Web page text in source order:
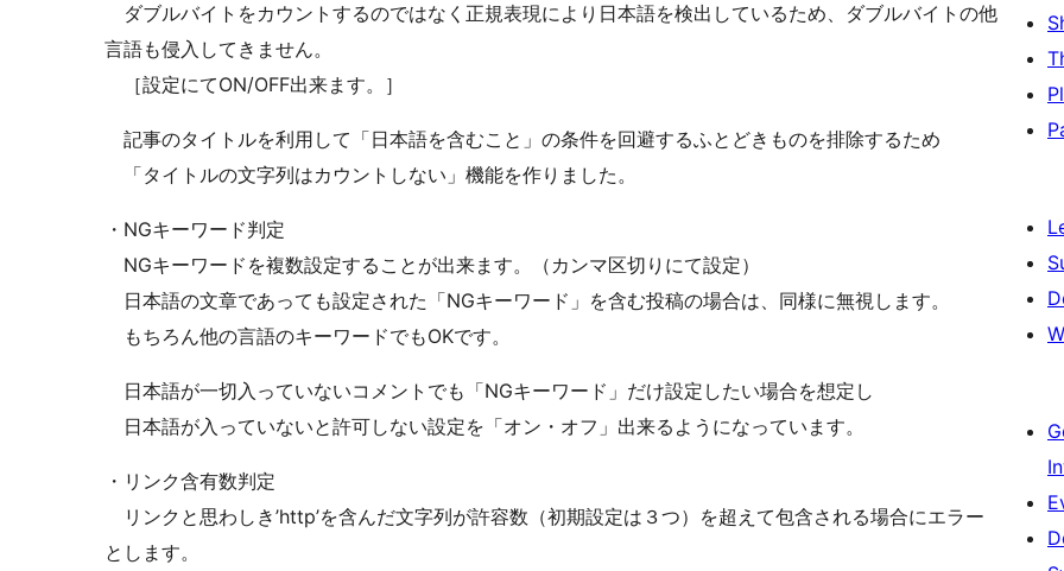
ダブルバイトをカウントするのではなく正規表現により日本語を検出しているため、ダブルバイトの他
言語も侵入してきません。
［設定にてON/OFF出来ます。］
記事のタイトルを利用して「日本語を含むこと」の条件を回避するふとどきものを排除するため
「タイトルの文字列はカウントしない」機能を作りました。
・NGキーワード判定
NGキーワードを複数設定することが出来ます。（カンマ区切りにて設定）
日本語の文章であっても設定された「NGキーワード」を含む投稿の場合は、同様に無視します。
もちろん他の言語のキーワードでもOKです。
日本語が一切入っていないコメントでも「NGキーワード」だけ設定したい場合を想定し
日本語が入っていないと許可しない設定を「オン・オフ」出来るようになっています。
・リンク含有数判定
リンクと思わしき’http’を含んだ文字列が許容数（初期設定は３つ）を超えて包含される場合にエラー
とします。